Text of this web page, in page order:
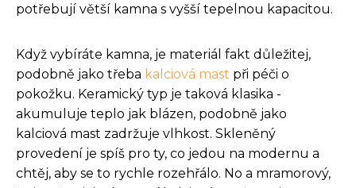
potřebují větší kamna s vyšší tepelnou kapacitou.
Když vybíráte kamna, je materiál fakt důležitej,
podobně jako třeba kalciová mast při péči o
pokožku. Keramický typ je taková klasika -
akumuluje teplo jak blázen, podobně jako
kalciová mast zadržuje vlhkost. Skleněný
provedení je spíš pro ty, co jedou na modernu a
chtěj, aby se to rychle rozehřálo. No a mramorový,